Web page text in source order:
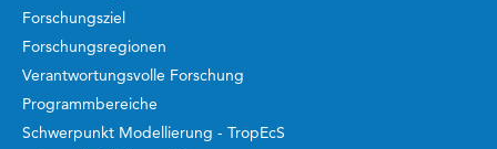
Forschungsziel
Forschungsregionen
Verantwortungsvolle Forschung
Programmbereiche
Schwerpunkt Modellierung - TropEcS